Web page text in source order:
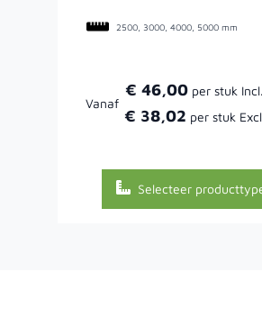
2500, 3000, 4000, 5000 mm
Vanaf
€ 46,00
€ 38,02
Selecteer